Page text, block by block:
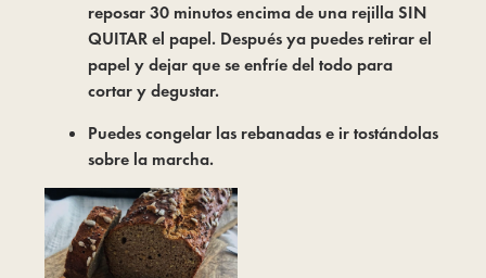
reposar 30 minutos encima de una rejilla SIN
QUITAR el papel. Después ya puedes retirar el
papel y dejar que se enfríe del todo para
cortar y degustar.
Puedes congelar las rebanadas e ir tostándolas
sobre la marcha.